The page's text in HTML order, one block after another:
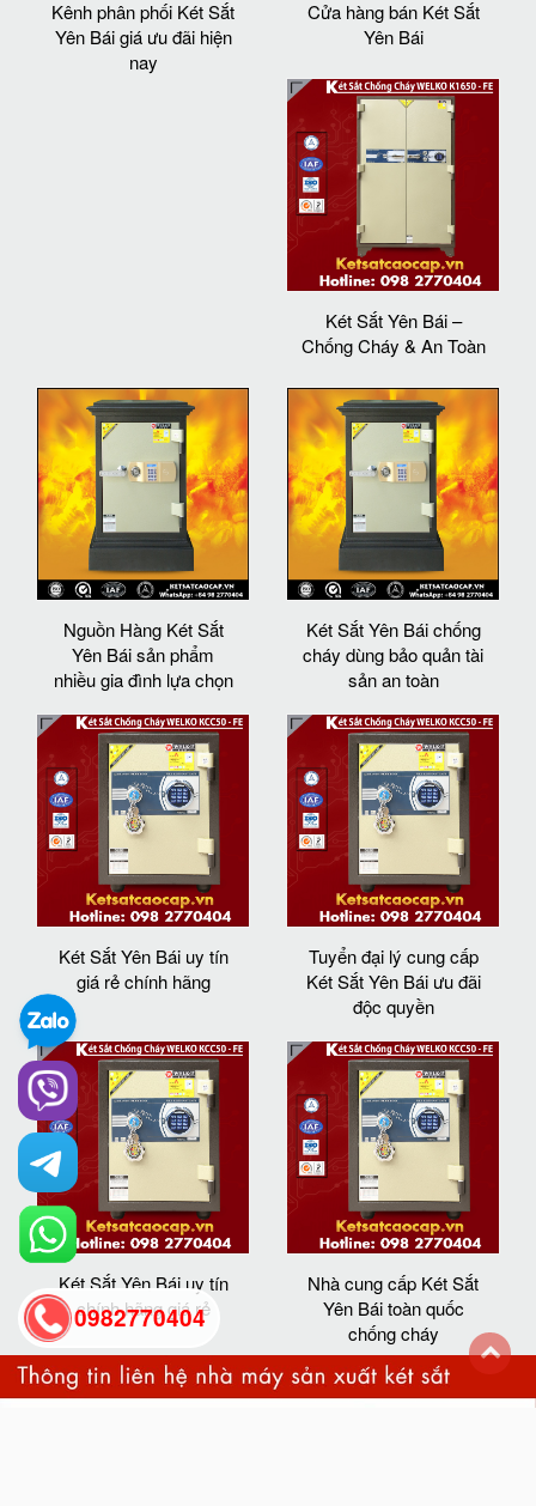
Kênh phân phối Két Sắt
Yên Bái giá ưu đãi hiện
nay
Cửa hàng bán Két Sắt
Yên Bái
Két Sắt Yên Bái –
Chống Cháy & An Toàn
Nguồn Hàng Két Sắt
Yên Bái sản phẩm
nhiều gia đình lựa chọn
Két Sắt Yên Bái chống
cháy dùng bảo quản tài
sản an toàn
Két Sắt Yên Bái uy tín
giá rẻ chính hãng
Tuyển đại lý cung cấp
Két Sắt Yên Bái ưu đãi
độc quyền
Két Sắt Yên Bái uy tín
chính hãng giá rẻ
Nhà cung cấp Két Sắt
Yên Bái toàn quốc
chống cháy
0982770404
back